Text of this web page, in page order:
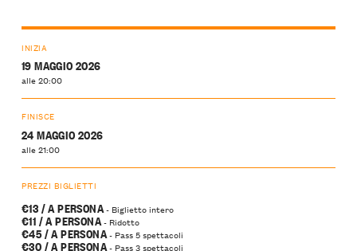
INIZIA
19 MAGGIO 2026
alle 20:00
FINISCE
24 MAGGIO 2026
alle 21:00
PREZZI BIGLIETTI
€13 / A PERSONA- Biglietto intero
€11 / A PERSONA- Ridotto
€45 / A PERSONA- Pass 5 spettacoli
€30 / A PERSONA- Pass 3 spettacoli